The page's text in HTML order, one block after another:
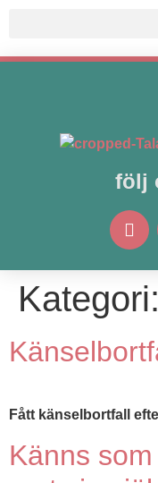
följ
Kategori:
Fått känselbortfall
Känns